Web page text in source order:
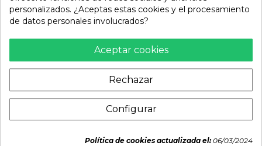
personalizados. ¿Aceptas estas cookies y el procesamiento
de datos personales involucrados?
Aceptar cookies
Rechazar
Configurar
Política de cookies actualizada el:06/03/2024